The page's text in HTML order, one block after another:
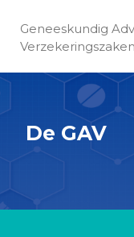
Geneeskundig
Verzekeringszaken
De GAV